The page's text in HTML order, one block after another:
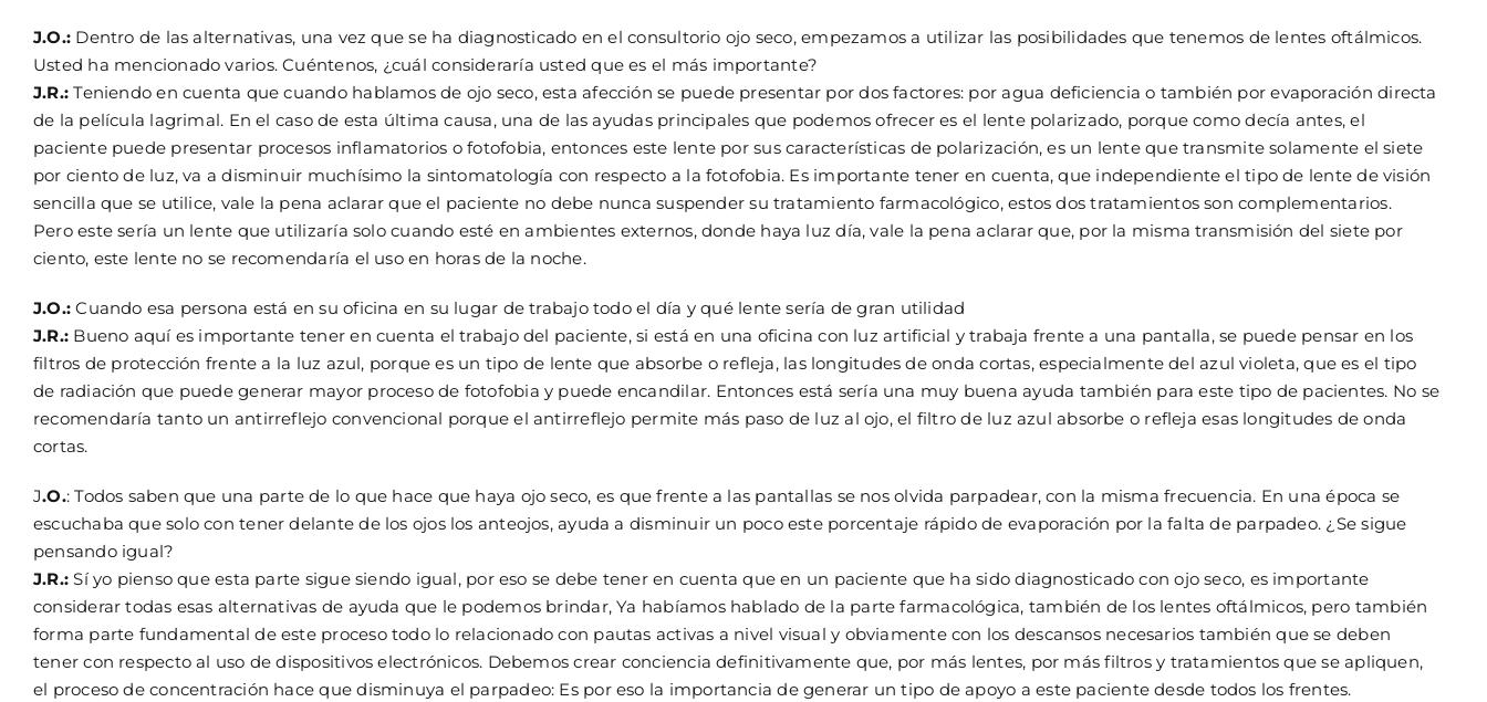
J.O.: Dentro de las alternativas, una vez que se ha diagnosticado en el consultorio ojo seco, empezamos a utilizar las posibilidades que tenemos de lentes oftálmicos.
Usted ha mencionado varios. Cuéntenos, ¿cuál consideraría usted que es el más importante?
J.R.:Teniendo en cuenta que cuando hablamos de ojo seco, esta afección se puede presentar por dos factores: por agua deficiencia o también por evaporación directa
de la película lagrimal. En el caso de esta última causa, una de las ayudas principales que podemos ofrecer es el lente polarizado, porque como decía antes, el
paciente puede presentar procesos inflamatorios o fotofobia, entonces este lente por sus características de polarización, es un lente que transmite solamente el siete
por ciento de luz, va a disminuir muchísimo la sintomatología con respecto a la fotofobia. Es importante tener en cuenta, que independiente el tipo de lente de visión
sencilla que se utilice, vale la pena aclarar que el paciente no debe nunca suspender su tratamiento farmacológico, estos dos tratamientos son complementarios.
Pero este sería un lente que utilizaría solo cuando esté en ambientes externos, donde haya luz día, vale la pena aclarar que, por la misma transmisión del siete por
ciento, este lente no se recomendaría el uso en horas de la noche.
J.O.: Cuando esa persona está en su oficina en su lugar de trabajo todo el día y qué lente sería de gran utilidad
J.R.: Bueno aquí es importante tener en cuenta el trabajo del paciente, si está en una oficina con luz artificial y trabaja frente a una pantalla, se puede pensar en los
filtros de protección frente a la luz azul, porque es un tipo de lente que absorbe o refleja, las longitudes de onda cortas, especialmente del azul violeta, que es el tipo
de radiación que puede generar mayor proceso de fotofobia y puede encandilar. Entonces está sería una muy buena ayuda también para este tipo de pacientes. No se
recomendaría tanto un antirreflejo convencional porque el antirreflejo permite más paso de luz al ojo, el filtro de luz azul absorbe o refleja esas longitudes de onda
cortas.
J.O.: Todos saben que una parte de lo que hace que haya ojo seco, es que frente a las pantallas se nos olvida parpadear, con la misma frecuencia. En una época se
escuchaba que solo con tener delante de los ojos los anteojos, ayuda a disminuir un poco este porcentaje rápido de evaporación por la falta de parpadeo. ¿Se sigue
pensando igual?
J.R.:Sí yo pienso que esta parte sigue siendo igual, por eso se debe tener en cuenta que en un paciente que ha sido diagnosticado con ojo seco, es importante
considerar todas esas alternativas de ayuda que le podemos brindar, Ya habíamos hablado de la parte farmacológica, también de los lentes oftálmicos, pero también
forma parte fundamental de este proceso todo lo relacionado con pautas activas a nivel visual y obviamente con los descansos necesarios también que se deben
tener con respecto al uso de dispositivos electrónicos. Debemos crear conciencia definitivamente que, por más lentes, por más filtros y tratamientos que se apliquen,
el proceso de concentración hace que disminuya el parpadeo: Es por eso la importancia de generar un tipo de apoyo a este paciente desde todos los frentes.